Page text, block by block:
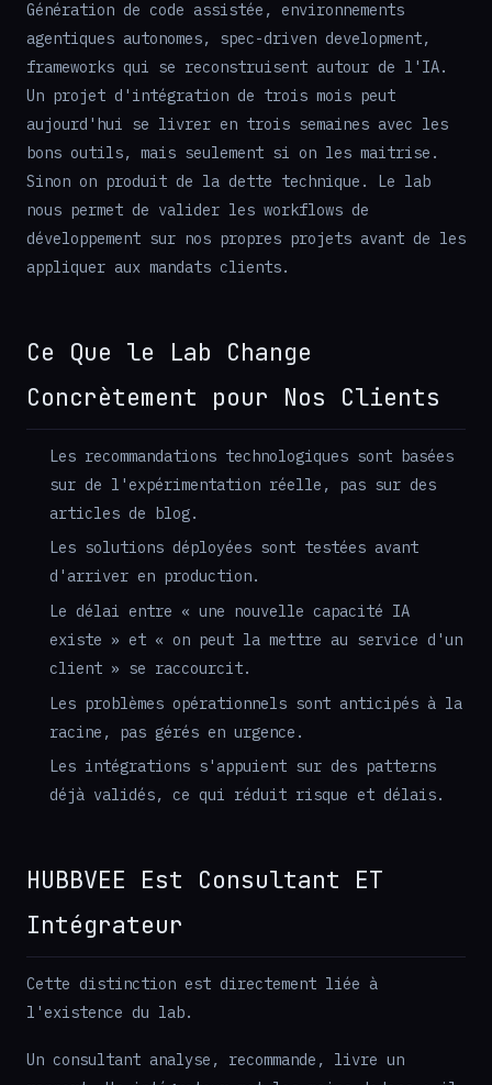
Génération de code assistée, environnements
agentiques autonomes, spec-driven development,
frameworks qui se reconstruisent autour de l'IA.
Un projet d'intégration de trois mois peut
aujourd'hui se livrer en trois semaines avec les
bons outils, mais seulement si on les maitrise.
Sinon on produit de la dette technique. Le lab
nous permet de valider les workflows de
développement sur nos propres projets avant de les
appliquer aux mandats clients.
Ce Que le Lab Change
Concrètement pour Nos Clients
Les recommandations technologiques sont basées
sur de l'expérimentation réelle, pas sur des
articles de blog.
Les solutions déployées sont testées avant
d'arriver en production.
Le délai entre « une nouvelle capacité IA
existe » et « on peut la mettre au service d'un
client » se raccourcit.
Les problèmes opérationnels sont anticipés à la
racine, pas gérés en urgence.
Les intégrations s'appuient sur des patterns
déjà validés, ce qui réduit risque et délais.
HUBBVEE Est Consultant ET
Intégrateur
Cette distinction est directement liée à
l'existence du lab.
Un consultant analyse, recommande, livre un